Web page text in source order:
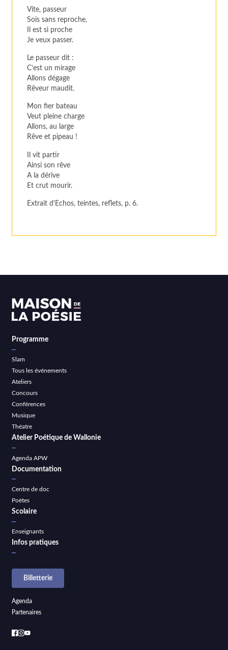
Vite, passeur
Sois sans reproche,
Il est si proche
Je veux passer.
Le passeur dit :
C’est un mirage
Allons dégage
Rêveur maudit.
Mon fier bateau
Veut pleine charge
Allons, au large
Rêve et pipeau !
Il vit partir
Ainsi son rêve
A la dérive
Et crut mourir.
Extrait d'Echos, teintes, reflets, p. 6.
Programme
Slam
Tous les événements
Ateliers
Concours
Conférences
Musique
Théatre
Atelier Poétique de Wallonie
Agenda APW
Documentation
Centre de doc
Poètes
Scolaire
Enseignants
Infos pratiques
Billetterie
Agenda
Partenaires